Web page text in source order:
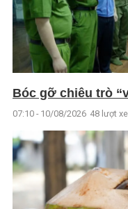
Bóc gỡ chiêu trò
07:10 - 10/08/2026 48 lượt